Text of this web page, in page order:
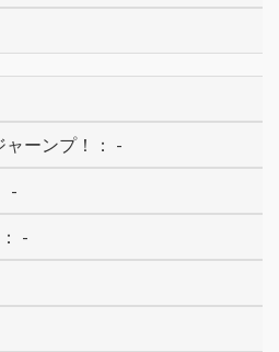
-
-
-